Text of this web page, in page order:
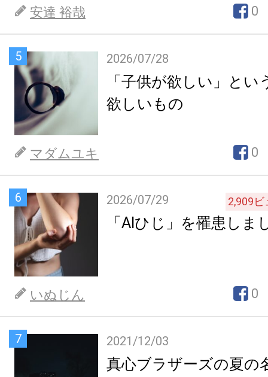
安達 裕哉 0
5 2026/07/28
「子供が欲しい」とい
欲しいもの
マダムユキ 0
6 2026/07/29 2,909ビ
「AIひじ」を罹患しま
いぬじん 0
7 2021/12/03
真心ブラザーズの夏の